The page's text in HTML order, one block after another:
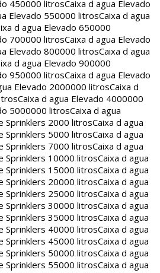
450000 litrosCaixa d agua Elevado
Elevado 550000 litrosCaixa d agua
d agua Elevado 650000
700000 litrosCaixa d agua Elevado
Elevado 800000 litrosCaixa d agua
d agua Elevado 900000
950000 litrosCaixa d agua Elevado
Elevado 2000000 litrosCaixa d
Caixa d agua Elevado 4000000
5000000 litrosCaixa d agua
Sprinklers 2000 litrosCaixa d agua
Sprinklers 5000 litrosCaixa d agua
Sprinklers 7000 litrosCaixa d agua
Sprinklers 10000 litrosCaixa d agua
Sprinklers 15000 litrosCaixa d agua
Sprinklers 20000 litrosCaixa d agua
Sprinklers 25000 litrosCaixa d agua
Sprinklers 30000 litrosCaixa d agua
Sprinklers 35000 litrosCaixa d agua
Sprinklers 40000 litrosCaixa d agua
Sprinklers 45000 litrosCaixa d agua
Sprinklers 50000 litrosCaixa d agua
Sprinklers 55000 litrosCaixa d agua